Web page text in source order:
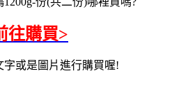
往購買>
或是圖片進行購買喔!